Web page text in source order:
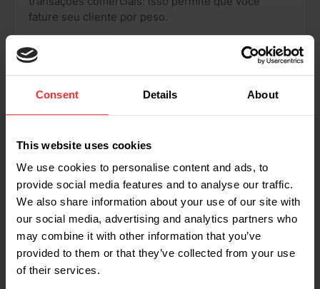
Consent Details About
This website uses cookies
We use cookies to personalise content and ads, to
provide social media features and to analyse our traffic.
We also share information about your use of our site with
our social media, advertising and analytics partners who
may combine it with other information that you’ve
provided to them or that they’ve collected from your use
of their services.
fature seu cliente por peso.
impressora térmica
Você pode equipar a balança com uma impressora
Ver todas as especificações
BERT DE GREEFF, DIRETOR DE MARKETING, COMUNICAÇÃO
E GESTÃO DE PRODUTOS DA RAVAS